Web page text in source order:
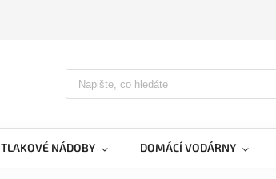
TLAKOVÉ NÁDOBY DOMÁCÍ VODÁRNY